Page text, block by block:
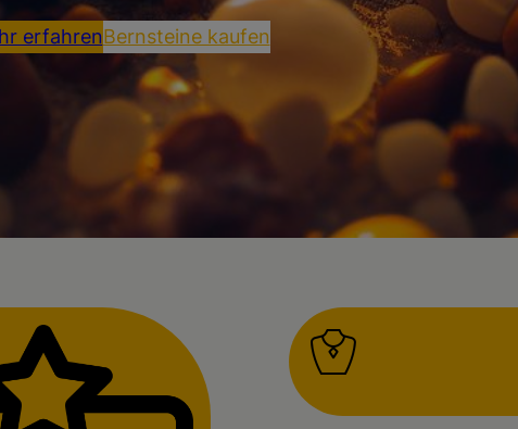
erfahrenBernsteine kaufen